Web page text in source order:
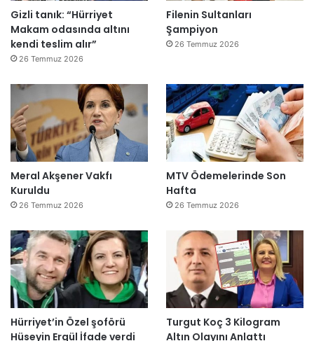
Gizli tanık: “Hürriyet
Makam odasında altını
kendi teslim alır”
26 Temmuz 2026
Filenin Sultanları
Şampiyon
26 Temmuz 2026
Meral Akşener Vakfı
Kuruldu
26 Temmuz 2026
MTV Ödemelerinde Son
Hafta
26 Temmuz 2026
Hürriyet’in Özel şoförü
Hüseyin Ergül İfade verdi
Turgut Koç 3 Kilogram
Altın Olayını Anlattı